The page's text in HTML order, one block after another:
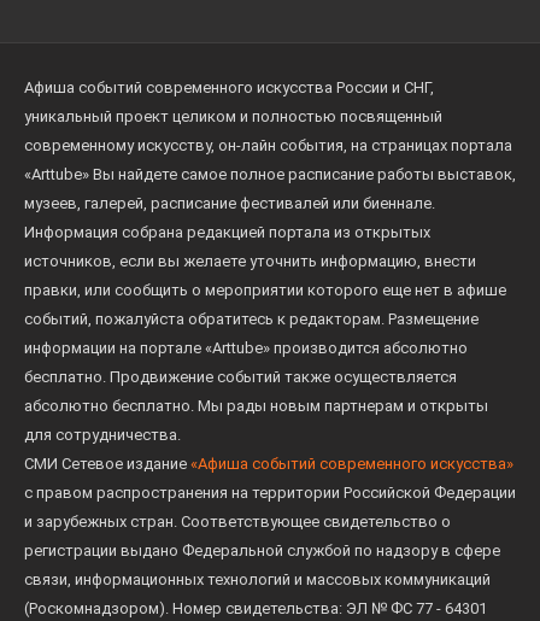
Афиша событий современного искусства России и СНГ,
уникальный проект целиком и полностью посвященный
современному искусству, он-лайн события, на страницах портала
«Arttube» Вы найдете самое полное расписание работы выставок,
музеев, галерей, расписание фестивалей или биеннале.
Информация собрана редакцией портала из открытых
источников, если вы желаете уточнить информацию, внести
правки, или сообщить о мероприятии которого еще нет в афише
событий, пожалуйста обратитесь к редакторам. Размещение
информации на портале «Arttube» производится абсолютно
бесплатно. Продвижение событий также осуществляется
абсолютно бесплатно. Мы рады новым партнерам и открыты
для сотрудничества.
СМИ Сетевое издание «Афиша событий современного искусства»
с правом распространения на территории Российской Федерации
и зарубежных стран. Соответствующее свидетельство о
регистрации выдано Федеральной службой по надзору в сфере
связи, информационных технологий и массовых коммуникаций
(Роскомнадзором). Номер свидетельства: ЭЛ № ФС 77 - 64301